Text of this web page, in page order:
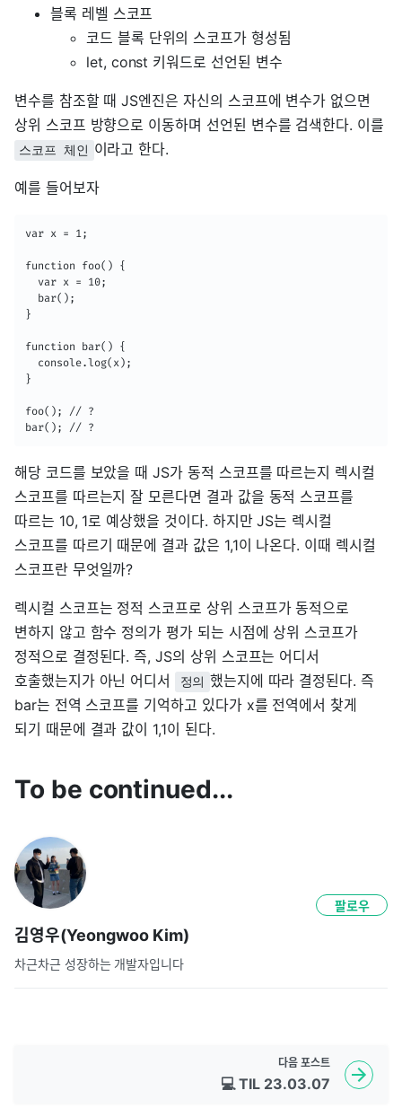
블록 레벨 스코프
코드 블록 단위의 스코프가 형성됨
let, const 키워드로 선언된 변수
변수를 참조할 때 JS엔진은 자신의 스코프에 변수가 없으면
상위 스코프 방향으로 이동하며 선언된 변수를 검색한다. 이를
스코프 체인 이라고 한다.
예를 들어보자
var x = 1;
function foo() {
  var x = 10;
  bar();
}
function bar() {
  console.log(x);
}
foo(); // ?
bar(); // ?
해당 코드를 보았을 때 JS가 동적 스코프를 따르는지 렉시컬
스코프를 따르는지 잘 모른다면 결과 값을 동적 스코프를
따르는 10, 1로 예상했을 것이다. 하지만 JS는 렉시컬
스코프를 따르기 때문에 결과 값은 1,1이 나온다. 이때 렉시컬
스코프란 무엇일까?
렉시컬 스코프는 정적 스코프로 상위 스코프가 동적으로
변하지 않고 함수 정의가 평가 되는 시점에 상위 스코프가
정적으로 결정된다. 즉, JS의 상위 스코프는 어디서
호출했는지가 아닌 어디서
정의 했는지에 따라 결정된다. 즉
bar는 전역 스코프를 기억하고 있다가 x를 전역에서 찾게
되기 때문에 결과 값이 1,1이 된다.
To be continued...
김영우(Yeongwoo Kim)
차근차근 성장하는 개발자입니다
팔로우
다음 포스트
💻 TIL 23.03.07